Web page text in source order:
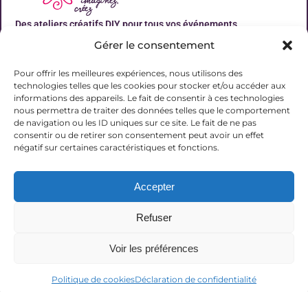
Gérer le consentement
Pour offrir les meilleures expériences, nous utilisons des
technologies telles que les cookies pour stocker et/ou accéder aux
informations des appareils. Le fait de consentir à ces technologies
nous permettra de traiter des données telles que le comportement
de navigation ou les ID uniques sur ce site. Le fait de ne pas
consentir ou de retirer son consentement peut avoir un effet
négatif sur certaines caractéristiques et fonctions.
Accepter
Refuser
Voir les préférences
Politique de cookiesDéclaration de confidentialité
Des ateliers créatifs DIY pour tous vos événements
Liens utiles
Contact
06 31 19 51 92
contact@lalucarnecreative.fr
77700 Magny le Hongre